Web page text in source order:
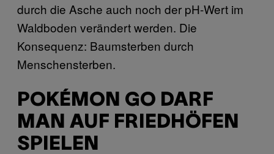
durch die Asche auch noch der pH-Wert im
Waldboden verändert werden. Die
Konsequenz: Baumsterben durch
Menschensterben.
POKÉMON GO DARF
MAN AUF FRIEDHÖFEN
SPIELEN